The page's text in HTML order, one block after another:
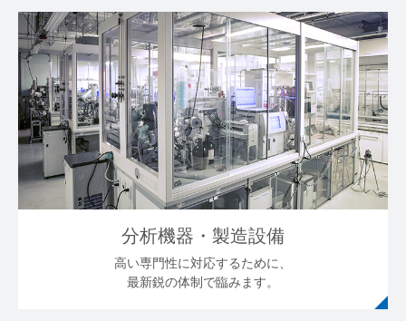
分析機器・製造設備
高い専門性に対応するために、
最新鋭の体制で臨みます。